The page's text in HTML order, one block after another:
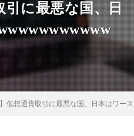
に最悪な国、日
】仮想通貨取引に最悪な国、日本はワー